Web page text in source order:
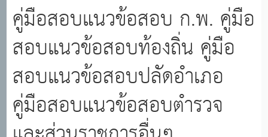
คู่มือสอบแนวข้อสอบ ก.พ. คู่มือ
สอบแนวข้อสอบท้องถิ่น คู่มือ
สอบแนวข้อสอบปลัดอำเภอ
คู่มือสอบแนวข้อสอบตำรวจ